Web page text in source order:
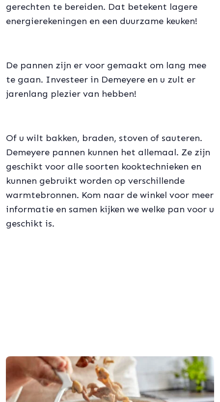
gerechten te bereiden. Dat betekent lagere
energierekeningen en een duurzame keuken!
De pannen zijn er voor gemaakt om lang mee
te gaan. Investeer in Demeyere en u zult er
jarenlang plezier van hebben!
Of u wilt bakken, braden, stoven of sauteren.
Demeyere pannen kunnen het allemaal. Ze zijn
geschikt voor alle soorten kooktechnieken en
kunnen gebruikt worden op verschillende
warmtebronnen. Kom naar de winkel voor meer
informatie en samen kijken we welke pan voor u
geschikt is.